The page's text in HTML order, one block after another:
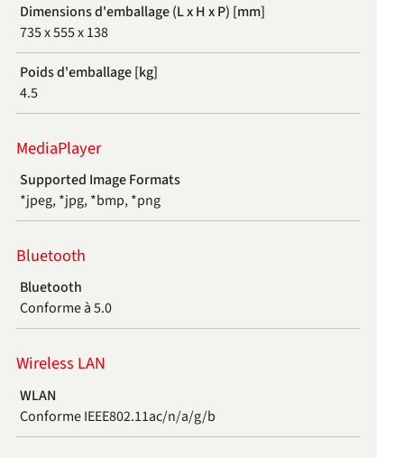
Dimensions d'emballage (L x H x P) [mm]
735 x 555 x 138
Poids d'emballage [kg]
4.5
MediaPlayer
Supported Image Formats
*jpeg, *jpg, *bmp, *png
Bluetooth
Bluetooth
Conforme à 5.0
Wireless LAN
WLAN
Conforme IEEE802.11ac/n/a/g/b